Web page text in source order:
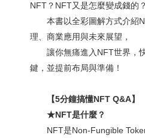
NFT？NFT又是怎麼變成錢的？
本書以全彩圖解方式介紹
理、商業應用與未來展望，
讓你無痛進入NFT世界，快
鍵，並提前布局與準備！
【5分鐘搞懂NFT Q&A】
★NFT是什麼？
NFT是Non-Fungible